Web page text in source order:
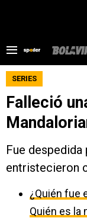
SERIES
Falleció
Fue
entristecieron
¿Quién fue
Quién es la